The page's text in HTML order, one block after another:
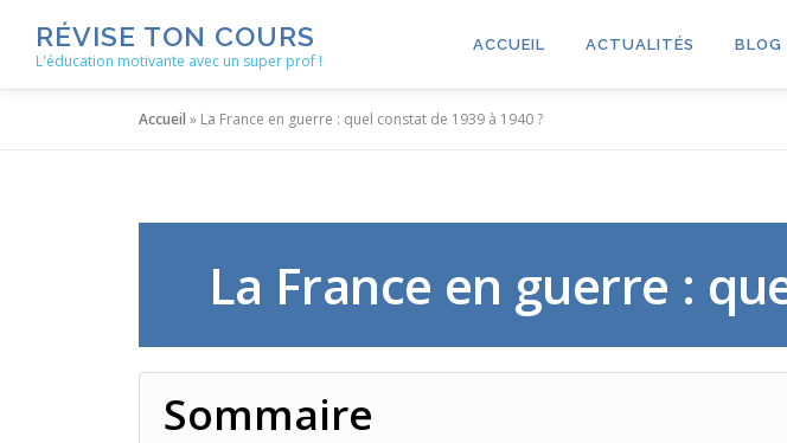
contenu
RÉVISE TON COURS
L'éducation motivante avec un super prof !
ACCUEIL ACTUALITÉS BLOG
Accueil » La France en guerre : quel constat de 1939 à 1940 ?
La France en guerre :
Sommaire